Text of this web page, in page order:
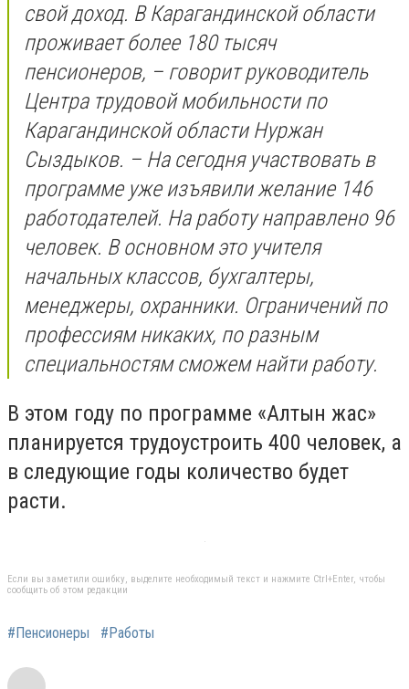
свой доход. В Карагандинской области
проживает более 180 тысяч
пенсионеров, – говорит руководитель
Центра трудовой мобильности по
Карагандинской области Нуржан
Сыздыков. – На сегодня участвовать в
программе уже изъявили желание 146
работодателей. На работу направлено 96
человек. В основном это учителя
начальных классов, бухгалтеры,
менеджеры, охранники. Ограничений по
профессиям никаких, по разным
специальностям сможем найти работу.
В этом году по программе «Алтын жас»
планируется трудоустроить 400 человек, а
в следующие годы количество будет
расти.
Если вы заметили ошибку, выделите необходимый текст и нажмите Ctrl+Enter, чтобы
сообщить об этом редакции
#Пенсионеры #Работы